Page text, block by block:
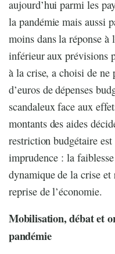
aujourd’hui parmi les
la pandémie mais aussi
moins dans la réponse
inférieur aux prévisions
à la crise, a choisi de ne
d’euros de dépenses
scandaleux face aux
montants des aides
restriction budgétaire
imprudence : la
dynamique de la crise
reprise de l’économie.
Mobilisation, débat et
pandémie